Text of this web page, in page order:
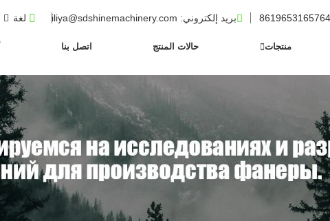
منتجات حالات المنتج اتصل بنا
بريد إلكتروني: iliya@sdshinemachinery.com لغة